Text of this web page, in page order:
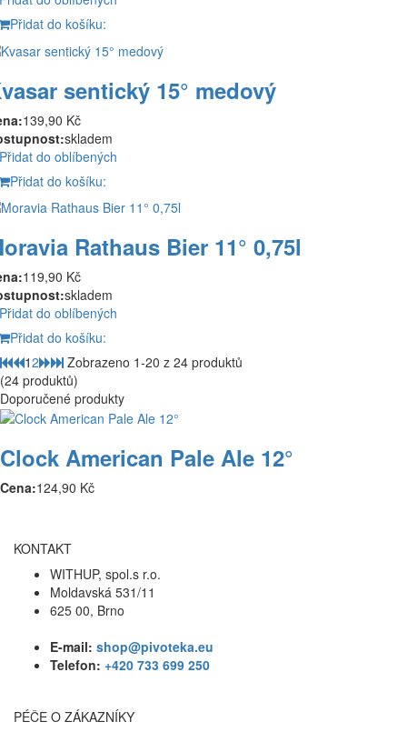
Přidat do košíku:
sentický 15° medový
139,90 Kč
skladem
Přidat do oblíbených
Přidat do košíku:
Rathaus Bier 11° 0,75l
119,90 Kč
skladem
Přidat do oblíbených
Přidat do košíku:
12
Zobrazeno 1-20 z 24 produktů
(24 produktů)
Doporučené produkty
Clock American Pale Ale 12°
Cena:124,90 Kč
KONTAKT
WITHUP, spol.s r.o.
Moldavská 531/11
625 00, Brno
E-mail: shop@pivoteka.eu
Telefon: +420 733 699 250
PÉČE O ZÁKAZNÍKY